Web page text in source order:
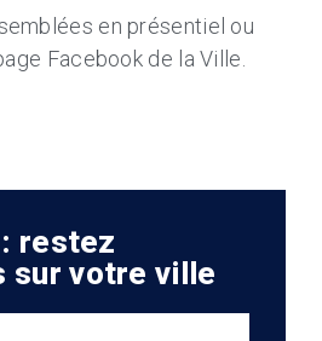
en présentiel ou
Facebook de la Ville.
restez
sur votre ville